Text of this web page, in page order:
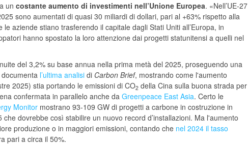
un costante aumento di investimenti nell’Unione Europea. «Nell’UE-27
sono aumentati di quasi 30 miliardi di dollari, pari al +63% rispetto alla
aziende stiano trasferendo il capitale dagli Stati Uniti all’Europa, in
hanno spostato la loro attenzione dai progetti statunitensi a quelli nel
del 3,2% su base annua nella prima metà del 2025, proseguendo una
l’ultima analisi di Carbon Brief, mostrando come l'aumento
2025) stia portando le emissioni di CO2 della Cina sulla buona strada per
confermata in parallelo anche da Greenpeace East Asia. Certo le
Monitor mostrano 93-109 GW di progetti a carbone in costruzione in
dovrebbe così stabilire un nuovo record d’installazioni. Ma l'aumento
produzione o in maggiori emissioni, contando che nel 2024 il tasso
pari a circa il 50%.